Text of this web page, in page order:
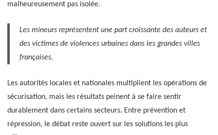
malheureusement pas isolée.
Les mineurs représentent une part croissante des auteurs et
des victimes de violences urbaines dans les grandes villes
françaises.
Les autorités locales et nationales multiplient les opérations de
sécurisation, mais les résultats peinent à se faire sentir
durablement dans certains secteurs. Entre prévention et
répression, le débat reste ouvert sur les solutions les plus